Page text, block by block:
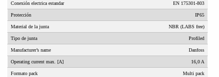
Conexión electrica estandar EN 175301-803
Protección IP65
Material de la junta NBR (LABS free)
Tipo de junta Profiled
Manufacturer’s name Danfoss
Operating current max. [A] 16,0 A
Formato pack Multi pack